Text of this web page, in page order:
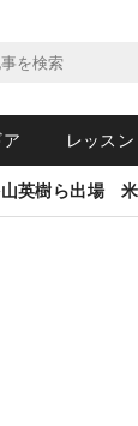
レッスン
英樹ら出場